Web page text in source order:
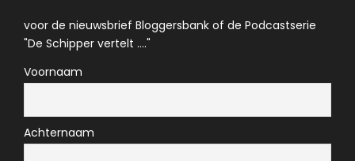
voor de nieuwsbrief Bloggersbank of de Podcastserie
"De Schipper vertelt ...."
Voornaam
Achternaam